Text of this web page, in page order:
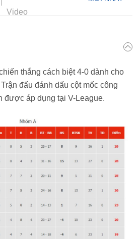
Video
thắng cách biệt 4-0 dành cho
đấu đánh dấu cột mốc công
được áp dụng tại V-League.